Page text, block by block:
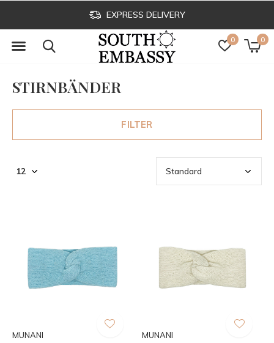
0 0
EXPRESS DELIVERY
STIRNBÄNDER
FILTER
MUNANI MUNANI